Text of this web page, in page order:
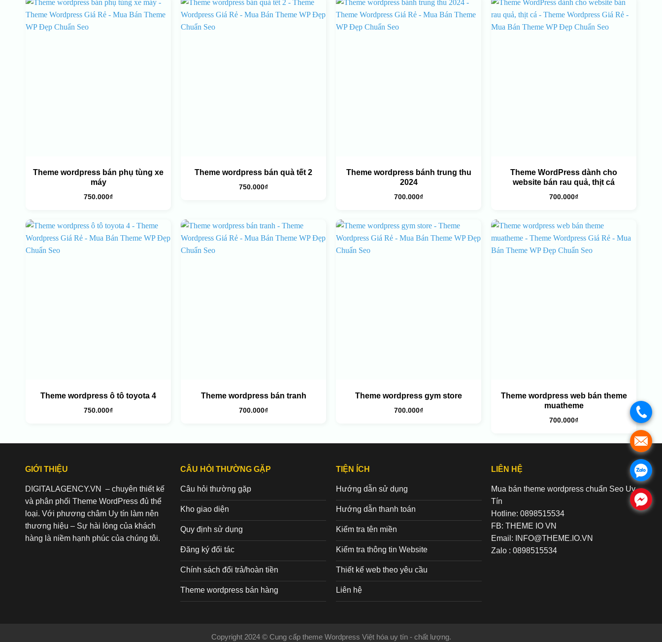
Theme wordpress bán phụ tùng xe
máy
750.000₫
Theme wordpress bán quà tết 2
750.000₫
Theme wordpress bánh trung thu
2024
700.000₫
Theme WordPress dành cho
website bán rau quả, thịt cá
700.000₫
Theme wordpress ô tô toyota 4
750.000₫
Theme wordpress bán tranh
700.000₫
Theme wordpress gym store
700.000₫
Theme wordpress web bán theme
muatheme
700.000₫
GIỚI THIỆU
DIGITALAGENCY.VN – chuyên thiết kế
và phân phối Theme WordPress đủ thể
loại. Với phương châm Uy tín làm nên
thương hiệu – Sự hài lòng của khách
hàng là niềm hạnh phúc của chúng tôi.
CÂU HỎI THƯỜNG GẶP
Câu hỏi thường gặp
Kho giao diện
Quy định sử dụng
Đăng ký đối tác
Chính sách đổi trả/hoàn tiền
Theme wordpress bán hàng
TIỆN ÍCH
Hướng dẫn sử dụng
Hướng dẫn thanh toán
Kiểm tra tên miền
Kiểm tra thông tin Website
Thiết kế web theo yêu cầu
Liên hệ
LIÊN HỆ
Mua bán theme wordpress chuẩn Seo Uy
Tín
Hotline: 0898515534
FB: THEME IO VN
Email: INFO@THEME.IO.VN
Zalo : 0898515534
Copyright 2024 © Cung cấp theme Wordpress Việt hóa uy tín - chất lượng.
.
.
.
.